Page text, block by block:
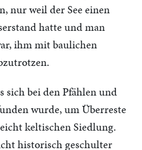
nur weil der See einen
hatte und man
ihm mit baulichen
sich bei den Pfählen und
wurde, um Überreste
keltischen Siedlung.
historisch geschulter